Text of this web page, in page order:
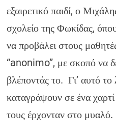
εξαιρετικό παιδί, ο
σχολείο της Φωκίδας,
να προβάλει στους
“anonimo”, με σκοπό να
βλέποντάς το. Γι’ αυτό
καταγράψουν σε ένα χαρτί
τους έρχονταν στο μυαλό.